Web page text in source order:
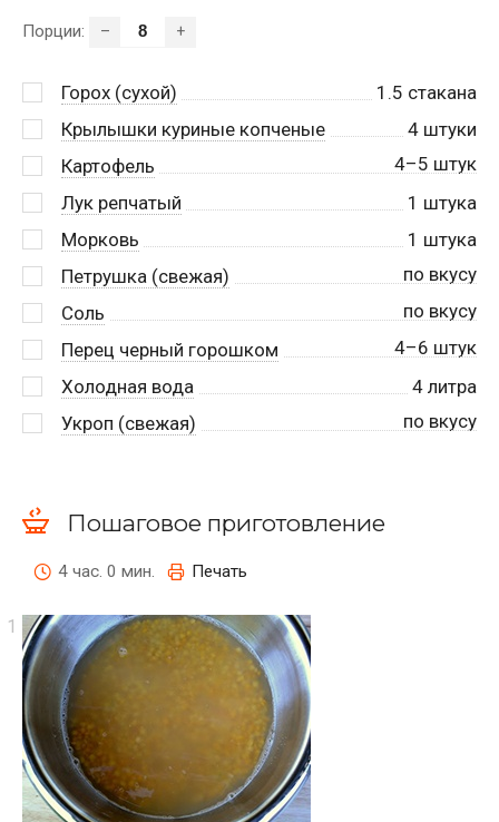
Порции: – +
Горох (сухой) 1.5 стакана
Крылышки куриные копченые
4 штуки
Картофель
4–5 штук
Лук репчатый
1 штука
Морковь
1 штука
Петрушка (свежая)
по вкусу
Соль
по вкусу
Перец черный горошком
4–6 штук
Холодная вода
4 литра
Укроп (свежая)
по вкусу
Пошаговое приготовление
4 час. 0 мин. Печать